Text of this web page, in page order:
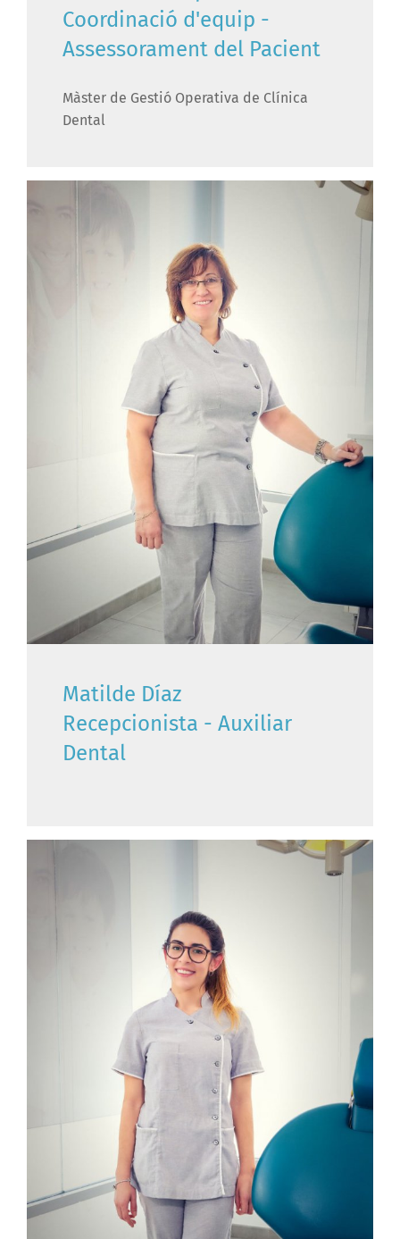
Coordinació d'equip -
Assessorament del Pacient
Màster de Gestió Operativa de Clínica
Dental
Matilde Díaz
Recepcionista - Auxiliar
Dental